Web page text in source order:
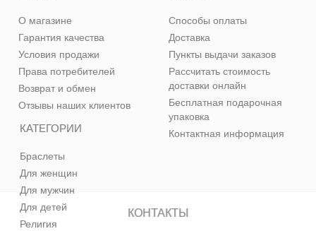
КАТЕГОРИИ
Браслеты
Для женщин
Для мужчин
Для детей
Религия
О магазине
Гарантия качества
Условия продажи
Права потребителей
Возврат и обмен
Отзывы наших клиентов
Способы оплаты
Доставка
Пункты выдачи заказов
Рассчитать стоимость
доставки онлайн
Бесплатная подарочная
упаковка
Контактная информация
КОНТАКТЫ